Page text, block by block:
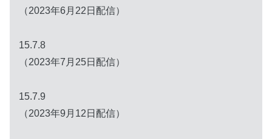
（2023年6月22日配信）
15.7.8
（2023年7月25日配信）
15.7.9
（2023年9月12日配信）